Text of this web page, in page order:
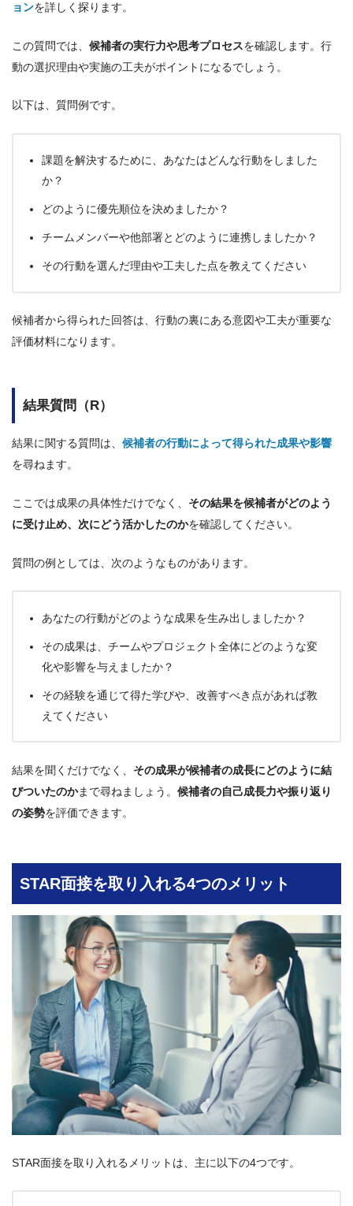
ョンを詳しく探ります。
この質問では、 候補者の実行力や思考プロセスを確認します。行
動の選択理由や実施の工夫がポイントになるでしょう。
以下は、質問例です。
課題を解決するために、あなたはどんな行動をしました
か？
どのように優先順位を決めましたか？
チームメンバーや他部署とどのように連携しましたか？
その行動を選んだ理由や工夫した点を教えてください
候補者から得られた回答は、行動の裏にある意図や工夫が重要な
評価材料になります。
結果質問（R）
結果に関する質問は、 候補者の行動によって得られた成果や影響
を尋ねます。
ここでは成果の具体性だけでなく、 その結果を候補者がどのよう
に受け止め、次にどう活かしたのかを確認してください。
質問の例としては、次のようなものがあります。
あなたの行動がどのような成果を生み出しましたか？
その成果は、チームやプロジェクト全体にどのような変
化や影響を与えましたか？
その経験を通じて得た学びや、改善すべき点があれば教
えてください
結果を聞くだけでなく、 その成果が候補者の成長にどのように結
びついたのかまで尋ねましょう。 候補者の自己成長力や振り返り
の姿勢を評価できます。
STAR面接を取り入れる4つのメリット
STAR面接を取り入れるメリットは、主に以下の4つです。